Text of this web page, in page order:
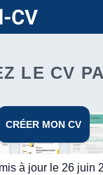
LE CV
CRÉER MON CV
à jour le 26 juin